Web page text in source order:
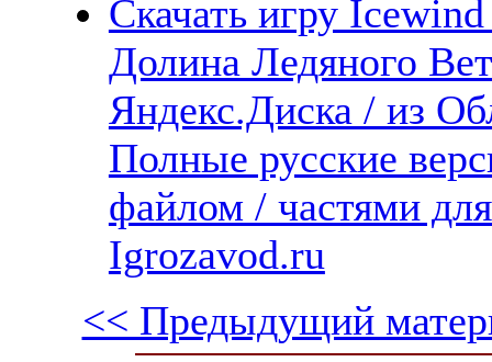
Скачать игру
Долина Ледяного
Яндекс.Диска / из
Полные русские
файлом / частями
Igrozavod.ru
<< Предыдущий